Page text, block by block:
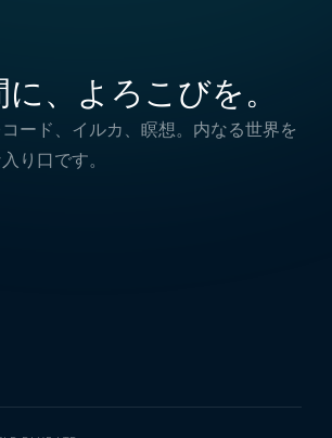
、よろこびを。
ード、イルカ、瞑想。内なる世界を
り口です。